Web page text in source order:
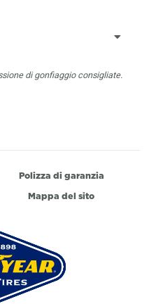
di gonfiaggio consigliate.
Polizza di garanzia
Mappa del sito